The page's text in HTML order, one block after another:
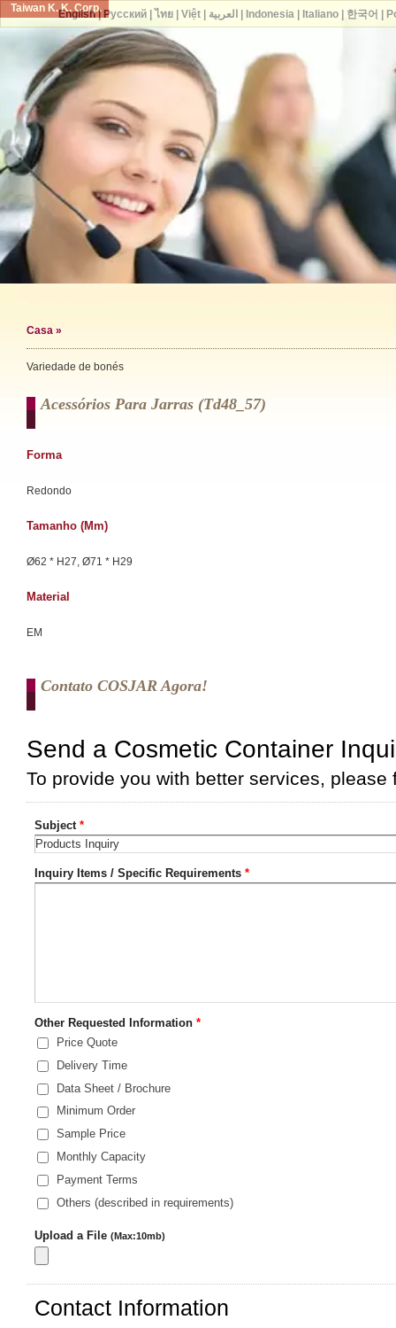
Taiwan K. K. Corp.
Casa »
Variedade de bonés
Acessórios Para Jarras (td48_57)
Forma
Redondo
Tamanho (mm)
Ø62 * H27, Ø71 * H29
Material
EM
Contato COSJAR Agora!
English| Русский| ไทย| Việt| العربية Indonesia| Italiano| 한국어